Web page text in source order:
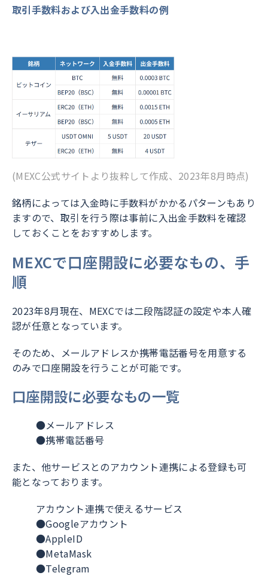
取引手数料および入出金手数料の例
(MEXC公式サイトより抜粋して作成、2023年8月時点)
銘柄によっては入金時に手数料がかかるパターンもあり
ますので、取引を行う際は事前に入出金手数料を確認
しておくことをおすすめします。
MEXCで口座開設に必要なもの、手
順
2023年8月現在、MEXCでは二段階認証の設定や本人確
認が任意となっています。
そのため、メールアドレスか携帯電話番号を用意する
のみで口座開設を行うことが可能です。
口座開設に必要なもの一覧
●メールアドレス
●携帯電話番号
また、他サービスとのアカウント連携による登録も可
能となっております。
アカウント連携で使えるサービス
●Googleアカウント
●AppleID
●MetaMask
●Telegram